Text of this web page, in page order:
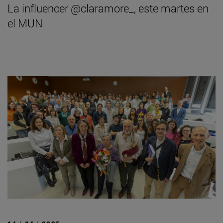
La influencer @claramore_, este martes en
el MUN